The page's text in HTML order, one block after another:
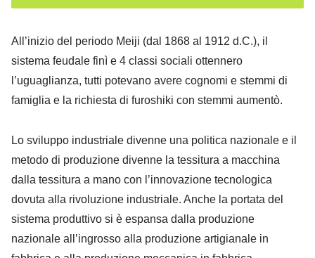
All’inizio del periodo Meiji (dal 1868 al 1912 d.C.), il
sistema feudale finì e 4 classi sociali ottennero
l’uguaglianza, tutti potevano avere cognomi e stemmi di
famiglia e la richiesta di furoshiki con stemmi aumentò.
Lo sviluppo industriale divenne una politica nazionale e il
metodo di produzione divenne la tessitura a macchina
dalla tessitura a mano con l’innovazione tecnologica
dovuta alla rivoluzione industriale. Anche la portata del
sistema produttivo si è espansa dalla produzione
nazionale all’ingrosso alla produzione artigianale in